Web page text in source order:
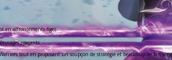
en affrontements figés
agaçants
tout en proposant un soupçon de stratégie et beaucoup de fan